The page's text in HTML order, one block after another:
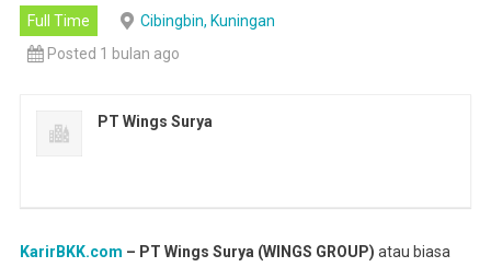
Full Time
Cibingbin, Kuningan
Posted 1 bulan ago
PT Wings Surya
KarirBKK.com – PT Wings Surya (WINGS GROUP) atau biasa